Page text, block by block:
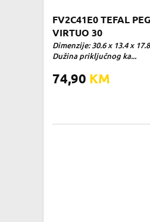
FV2C41E0 TEFAL
VIRTUO 30
Dimenzije: 30.6 x 13.4 x
Dužina priključnog ka...
74,90 KM